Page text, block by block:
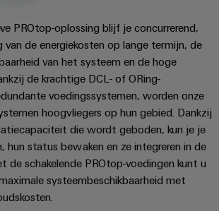
PROtop-oplossing blijf je concurrerend,
van de energiekosten op lange termijn, de
van het systeem en de hoge
de krachtige DCL- of ORing-
voedingssystemen, worden onze
hoogvliegers op hun gebied. Dankzij
die wordt geboden, kun je je
hun status bewaken en ze integreren in de
de schakelende PROtop-voedingen kunt u
systeembeschikbaarheid met